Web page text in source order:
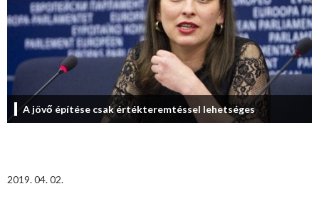
A jövő építése csak értékteremtéssel lehetséges
2019. 04. 02.